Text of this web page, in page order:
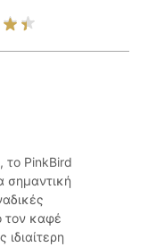
το PinkBird
σημαντική
τον καφέ